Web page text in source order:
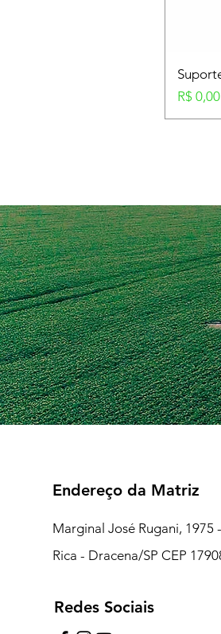
Preço
R$ 0,00
Endereço da Matriz
Marginal José Rugani, 1975
Rica - Dracena/SP CEP
Redes Sociais